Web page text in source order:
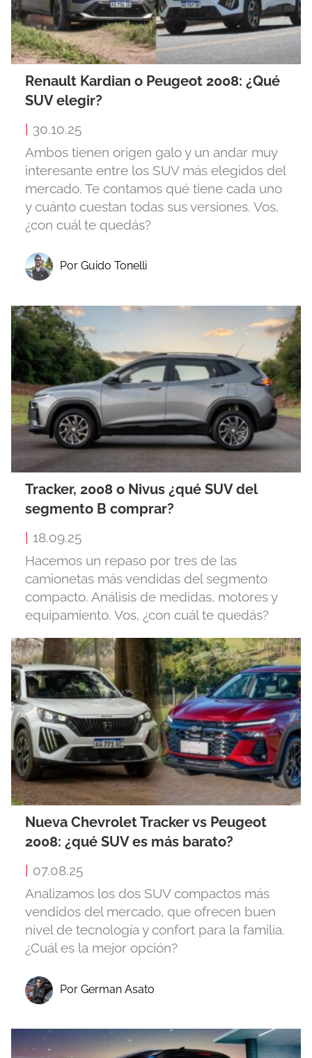
Renault Kardian o Peugeot 2008: ¿Qué
SUV elegir?
| 30.10.25
Ambos tienen origen galo y un andar muy
interesante entre los SUV más elegidos del
mercado. Te contamos qué tiene cada uno
y cuánto cuestan todas sus versiones. Vos,
¿con cuál te quedás?
Por Guido Tonelli
Tracker, 2008 o Nivus ¿qué SUV del
segmento B comprar?
18.09.25
Hacemos un repaso por tres de las
camionetas más vendidas del segmento
compacto. Análisis de medidas, motores y
equipamiento. Vos, ¿con cuál te quedás?
Nueva Chevrolet Tracker vs Peugeot
2008: ¿qué SUV es más barato?
07.08.25
Analizamos los dos SUV compactos más
vendidos del mercado, que ofrecen buen
nivel de tecnología y confort para la familia.
¿Cuál es la mejor opción?
Por German Asato